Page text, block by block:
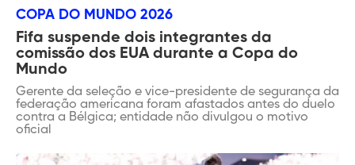
Mundo
2026
durante a Copa do
Mundo
COPA DO MUNDO 2026
Fifa suspende dois integrantes da
comissão dos EUA durante a Copa do
Mundo
Gerente da seleção e vice-presidente de segurança da
federação americana foram afastados antes do duelo
contra a Bélgica; entidade não divulgou o motivo
oficial